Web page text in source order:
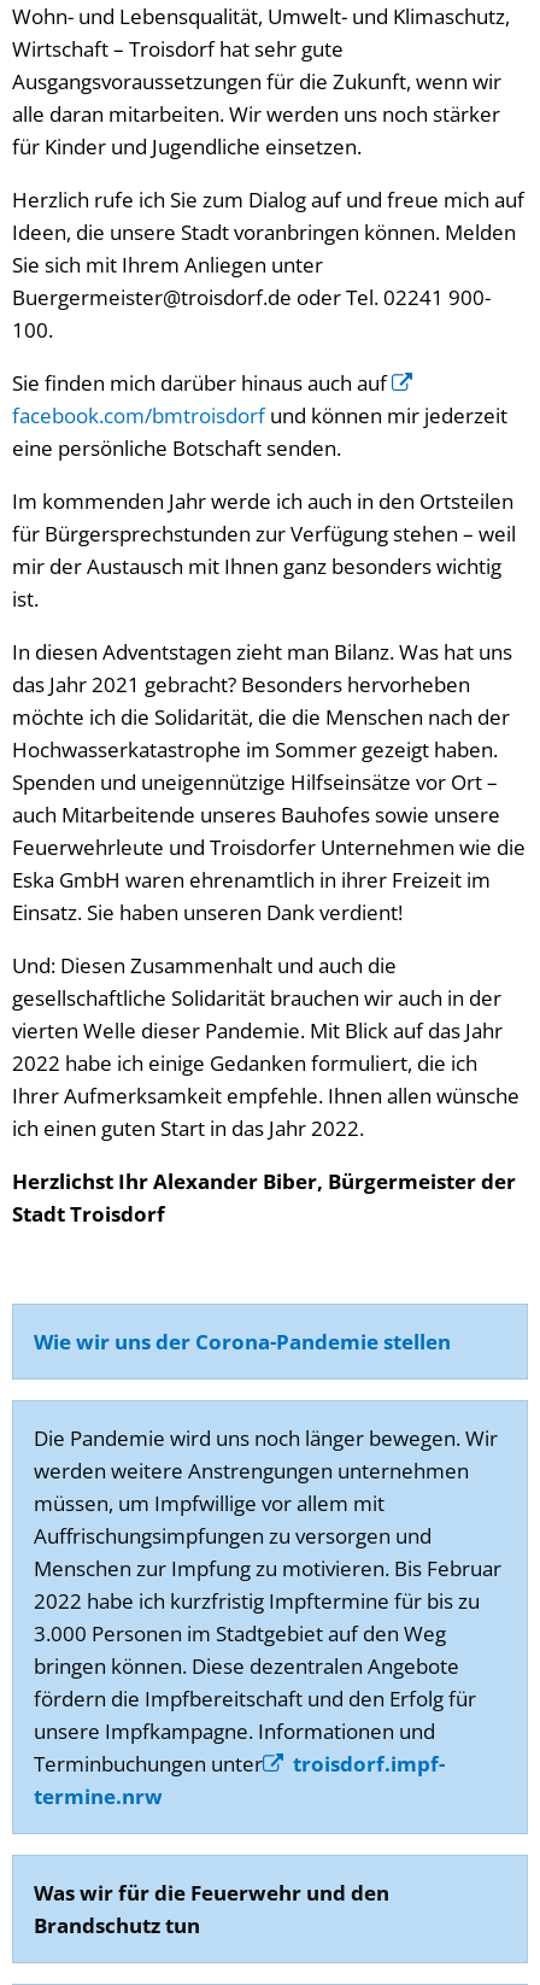
Wohn- und Lebensqualität, Umwelt- und Klimaschutz,
Wirtschaft – Troisdorf hat sehr gute
Ausgangsvoraussetzungen für die Zukunft, wenn wir
alle daran mitarbeiten. Wir werden uns noch stärker
für Kinder und Jugendliche einsetzen.
Herzlich rufe ich Sie zum Dialog auf und freue mich auf
Ideen, die unsere Stadt voranbringen können. Melden
Sie sich mit Ihrem Anliegen unter
Buergermeister@troisdorf.de oder Tel. 02241 900-
100.
Sie finden mich darüber hinaus auch auf
facebook.com/bmtroisdorfund können mir jederzeit
eine persönliche Botschaft senden.
Im kommenden Jahr werde ich auch in den Ortsteilen
für Bürgersprechstunden zur Verfügung stehen – weil
mir der Austausch mit Ihnen ganz besonders wichtig
ist.
In diesen Adventstagen zieht man Bilanz. Was hat uns
das Jahr 2021 gebracht? Besonders hervorheben
möchte ich die Solidarität, die die Menschen nach der
Hochwasserkatastrophe im Sommer gezeigt haben.
Spenden und uneigennützige Hilfseinsätze vor Ort –
auch Mitarbeitende unseres Bauhofes sowie unsere
Feuerwehrleute und Troisdorfer Unternehmen wie die
Eska GmbH waren ehrenamtlich in ihrer Freizeit im
Einsatz. Sie haben unseren Dank verdient!
Und: Diesen Zusammenhalt und auch die
gesellschaftliche Solidarität brauchen wir auch in der
vierten Welle dieser Pandemie. Mit Blick auf das Jahr
2022 habe ich einige Gedanken formuliert, die ich
Ihrer Aufmerksamkeit empfehle. Ihnen allen wünsche
ich einen guten Start in das Jahr 2022.
Herzlichst Ihr Alexander Biber, Bürgermeister der
Stadt Troisdorf
Wie wir uns der Corona-Pandemie stellen
Die Pandemie wird uns noch länger bewegen. Wir
werden weitere Anstrengungen unternehmen
müssen, um Impfwillige vor allem mit
Auffrischungsimpfungen zu versorgen und
Menschen zur Impfung zu motivieren. Bis Februar
2022 habe ich kurzfristig Impftermine für bis zu
3.000 Personen im Stadtgebiet auf den Weg
bringen können. Diese dezentralen Angebote
fördern die Impfbereitschaft und den Erfolg für
unsere Impfkampagne. Informationen und
Terminbuchungen unter
troisdorf.impf-
termine.nrw
Was wir für die Feuerwehr und den
Brandschutz tun